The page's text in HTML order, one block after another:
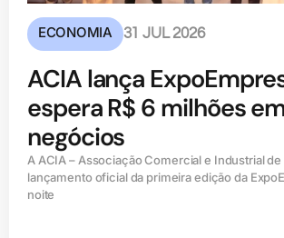
ECONOMIA 31 JUL 2026
ACIA lança
espera R$ 6 milhões
negócios
A ACIA – Associação Comercial e Industrial
lançamento oficial da primeira edição da
noite